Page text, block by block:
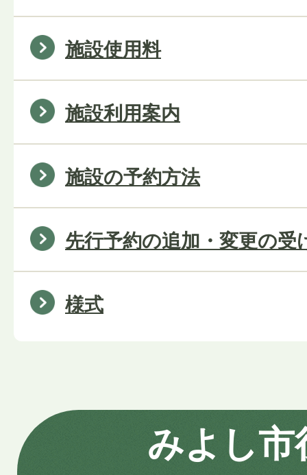
施設使用料
施設利用案内
施設の予約方法
先行予約の追加・変更の
様式
みよし市